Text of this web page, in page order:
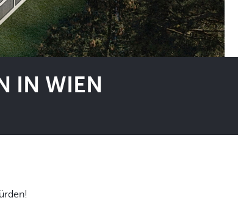
IN WIEN
würden!